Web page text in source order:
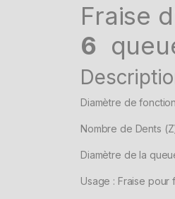
Fraise
6
Diamètre de
Nombre de Dents
Diamètre de la
Usage : Fraise pour